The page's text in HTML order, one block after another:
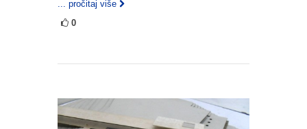
... pročitaj više
0